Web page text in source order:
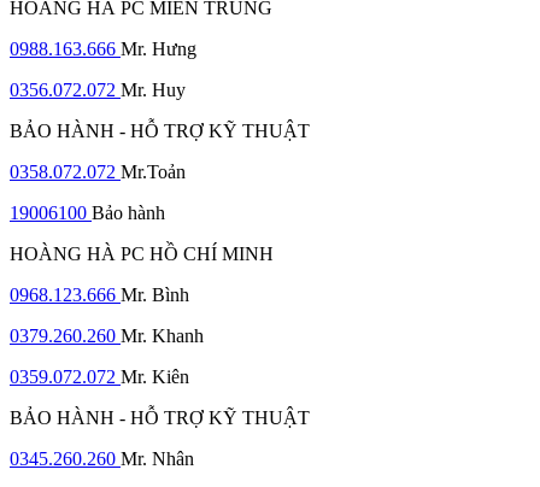
HOÀNG HÀ PC MIỀN TRUNG
0988.163.666 Mr. Hưng
0356.072.072 Mr. Huy
BẢO HÀNH - HỖ TRỢ KỸ THUẬT
0358.072.072 Mr.Toản
19006100 Bảo hành
HOÀNG HÀ PC HỒ CHÍ MINH
0968.123.666 Mr. Bình
0379.260.260 Mr. Khanh
0359.072.072 Mr. Kiên
BẢO HÀNH - HỖ TRỢ KỸ THUẬT
0345.260.260 Mr. Nhân